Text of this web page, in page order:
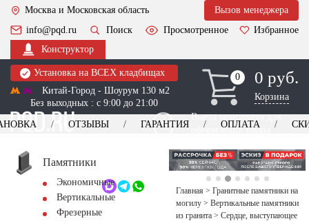
Москва и Московская область
Вызов менеджера
info@pqd.ru
Поиск Просмотренное
Избранное
Конструктор
Установка на ВСЕХ кладбищах
Китай-Город - Шоурум 130 м2
Без выходных : с 9:00 до 21:00
0
0 0 руб.
Корзина
Выезд менеджера для
оформления заказа
+7 (495) 518-44-23
Обратный звонок
ОТЗЫВЫ ГАРАНТИЯ ОПЛАТА
Памятники
Экономичные
Вертикальные
Фрезерные
Главная > Гранитные памятники на
могилу > Вертикальные памятники
из гранита > Сердце, выступающее